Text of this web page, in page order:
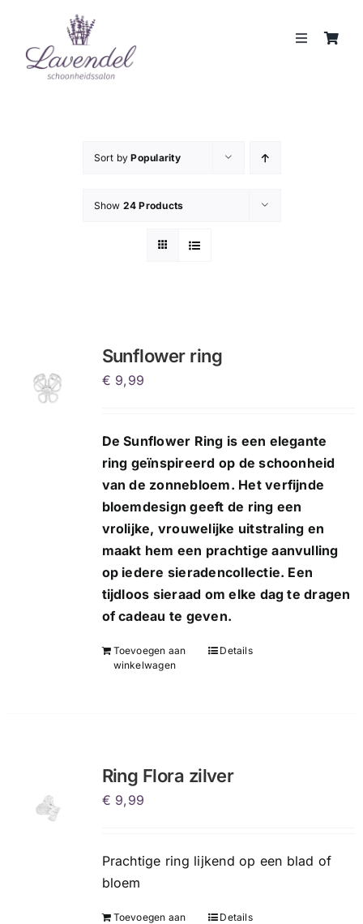
content
Toggle
JOUW HUIDCOACH
Sort byPopularity
Show 24 Products
Sunflower ring
€ 9,99
De Sunflower Ring is een elegante
ring geïnspireerd op de schoonheid
van de zonnebloem. Het verfijnde
bloemdesign geeft de ring een
vrolijke, vrouwelijke uitstraling en
maakt hem een prachtige aanvulling
op iedere sieradencollectie. Een
tijdloos sieraad om elke dag te dragen
of cadeau te geven.
Toevoegen aan
winkelwagen
Details
Ring Flora zilver
€ 9,99
Prachtige ring lijkend op een blad of
bloem
Toevoegen aan
Details